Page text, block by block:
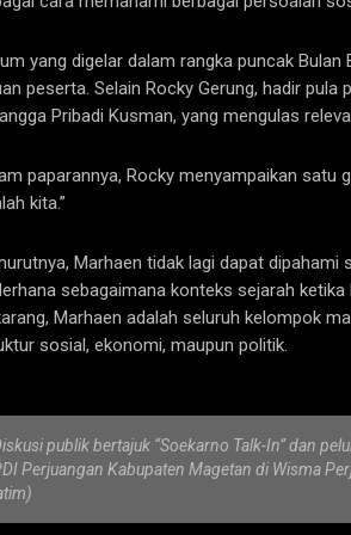
yang digelar dalam rangka puncak
peserta. Selain Rocky Gerung, hadir
Pribadi Kusman, yang mengulas
paparannya, Rocky menyampaikan satu
kita.”
Marhaen tidak lagi dapat
sebagaimana konteks sejarah
Marhaen adalah seluruh kelompok
sosial, ekonomi, maupun politik.
publik bertajuk “Soekarno Talk-In” dan
Perjuangan Kabupaten Magetan di Wisma